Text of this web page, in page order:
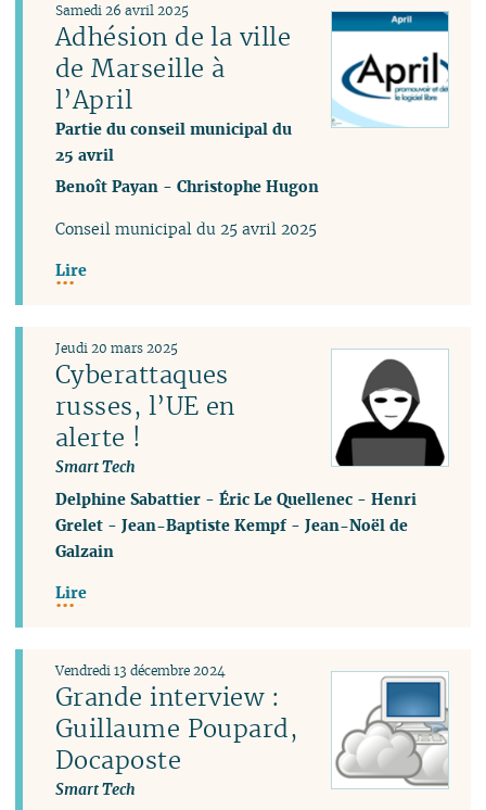
Adhésion de la ville
de Marseille à
l’April
Partie du conseil municipal du
25 avril
Samedi 26 avril 2025
Benoît Payan -Christophe Hugon
Conseil municipal du 25 avril 2025
Lire
Cyberattaques
russes, l’UE en
alerte !
Smart Tech
Jeudi 20 mars 2025
Delphine Sabattier -Éric Le Quellenec -Henri
Grelet -Jean-Baptiste Kempf-Jean-Noël de
Galzain
Lire
Grande interview :
Guillaume Poupard,
Docaposte
Smart Tech
Vendredi 13 décembre 2024